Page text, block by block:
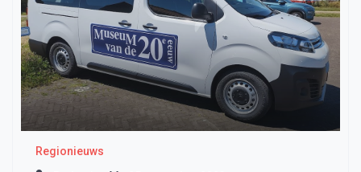
Regionieuws